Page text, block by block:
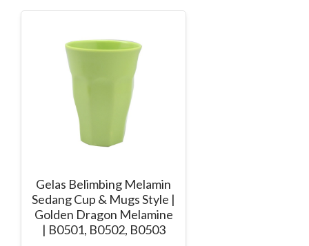
Gelas Belimbing Melamin
Sedang Cup & Mugs Style |
Golden Dragon Melamine
| B0501, B0502, B0503